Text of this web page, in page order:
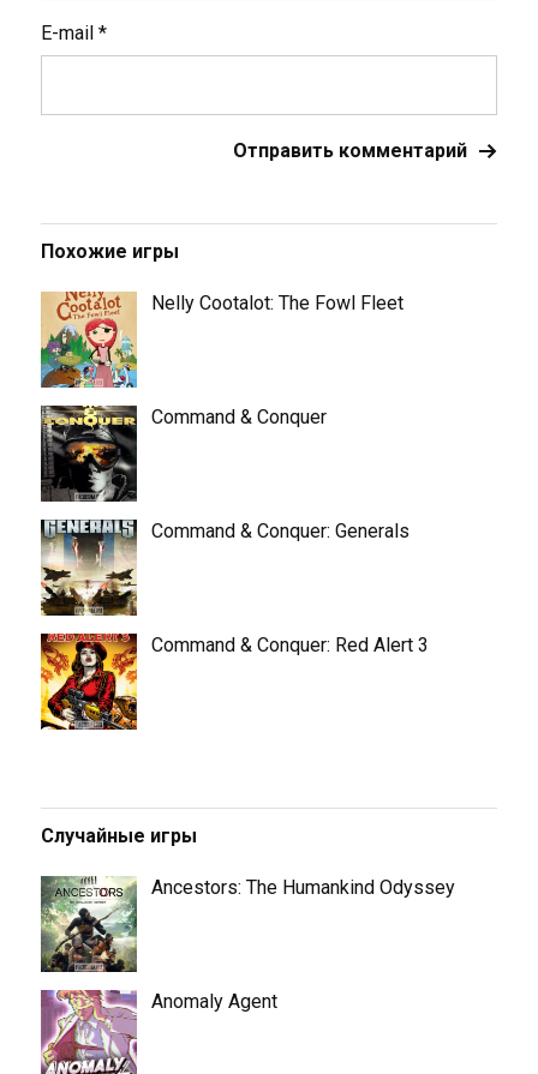
E-mail *
Похожие игры
Nelly Cootalot: The Fowl Fleet
Command & Conquer
Command & Conquer: Generals
Command & Conquer: Red Alert 3
Случайные игры
Ancestors: The Humankind Odyssey
Anomaly Agent